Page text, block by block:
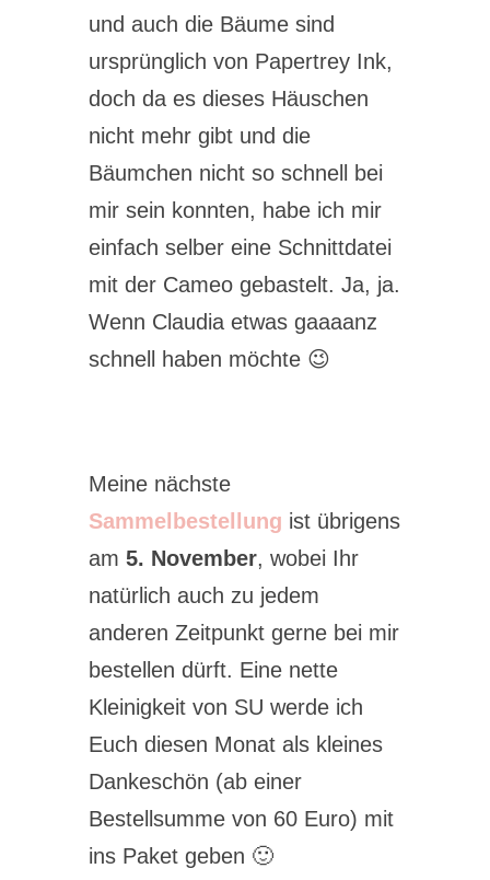
und auch die Bäume sind
ursprünglich von Papertrey Ink,
doch da es dieses Häuschen
nicht mehr gibt und die
Bäumchen nicht so schnell bei
mir sein konnten, habe ich mir
einfach selber eine Schnittdatei
mit der Cameo gebastelt. Ja, ja.
Wenn Claudia etwas gaaaanz
schnell haben möchte 😉
Meine nächste
Sammelbestellung ist übrigens
am 5. November, wobei Ihr
natürlich auch zu jedem
anderen Zeitpunkt gerne bei mir
bestellen dürft. Eine nette
Kleinigkeit von SU werde ich
Euch diesen Monat als kleines
Dankeschön (ab einer
Bestellsumme von 60 Euro) mit
ins Paket geben 🙂